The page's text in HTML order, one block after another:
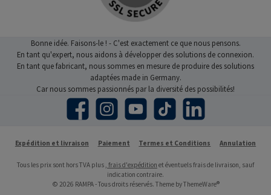
Bonne idée. Faisons-le ! - C'est exactement ce que nous pensons.
En tant qu'expert, nous aidons à développer des solutions de connexion.
En tant que fabricant, nous sommes en mesure de produire des solutions
adaptées made in Germany.
Car nous sommes passionnés par la diversité des possibilités!
Facebook Instagram YouTube TikTok LinkedIn
Expédition et livraison Paiement Termes et Conditions Annulation
Tous les prix sont hors TVA plus , frais d'expédition et éventuels frais de livraison, sauf
indication contraire.
© 2026 RAMPA - Tous droits réservés. Theme byThemeWare®